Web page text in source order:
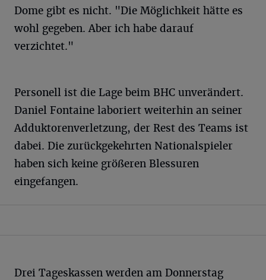
Dome gibt es nicht. "Die Möglichkeit hätte es
wohl gegeben. Aber ich habe darauf
verzichtet."
Personell ist die Lage beim BHC unverändert.
Daniel Fontaine laboriert weiterhin an seiner
Adduktorenverletzung, der Rest des Teams ist
dabei. Die zurückgekehrten Nationalspieler
haben sich keine größeren Blessuren
eingefangen.
Drei Tageskassen werden am Donnerstag